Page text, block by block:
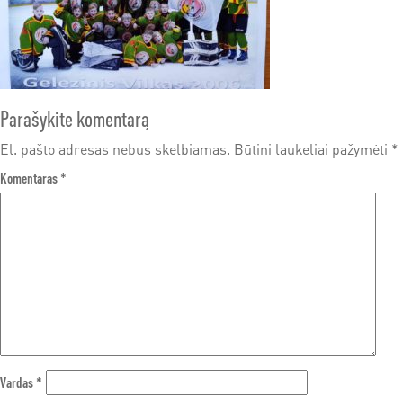
Parašykite komentarą
El. pašto adresas nebus skelbiamas. Būtini laukeliai pažymėti *
Komentaras*
Vardas*